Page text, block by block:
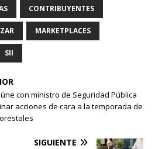
CONTRIBUYENTES
MARKETPLACES
SII
con ministro de Seguridad Pública
acciones de cara a la temporada de
SIGUIENTE